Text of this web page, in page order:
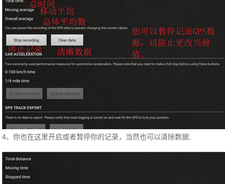
4、你也在这里开启或者暂停你的记录，当然也可以清除数据;